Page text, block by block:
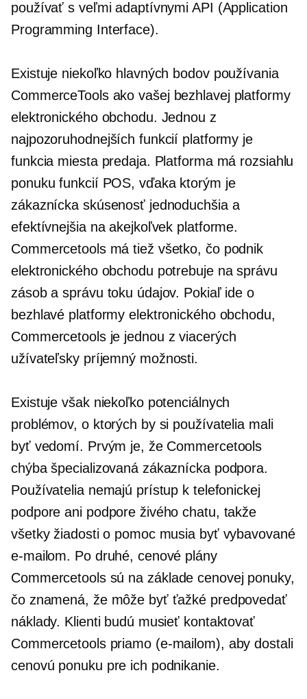
používať s veľmi adaptívnymi API (Application
Programming Interface).
Existuje niekoľko hlavných bodov používania
CommerceTools ako vašej bezhlavej platformy
elektronického obchodu. Jednou z
najpozoruhodnejších funkcií platformy je
funkcia miesta predaja. Platforma má rozsiahlu
ponuku funkcií POS, vďaka ktorým je
zákaznícka skúsenosť jednoduchšia a
efektívnejšia na akejkoľvek platforme.
Commercetools má tiež všetko, čo podnik
elektronického obchodu potrebuje na správu
zásob a správu toku údajov. Pokiaľ ide o
bezhlavé platformy elektronického obchodu,
Commercetools je jednou z viacerých
užívateľsky príjemný možnosti.
Existuje však niekoľko potenciálnych
problémov, o ktorých by si používatelia mali
byť vedomí. Prvým je, že Commercetools
chýba špecializovaná zákaznícka podpora.
Používatelia nemajú prístup k telefonickej
podpore ani podpore živého chatu, takže
všetky žiadosti o pomoc musia byť vybavované
e-mailom. Po druhé, cenové plány
Commercetools sú na základe cenovej ponuky,
čo znamená, že môže byť ťažké predpovedať
náklady. Klienti budú musieť kontaktovať
Commercetools priamo (e-mailom), aby dostali
cenovú ponuku pre ich podnikanie.